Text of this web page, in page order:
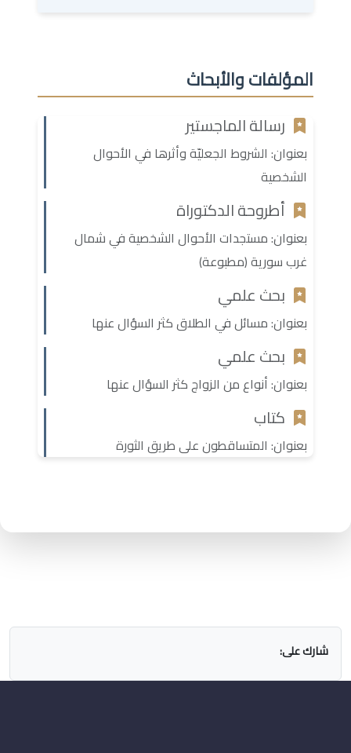
المؤلفات والأبحاث
رسالة الماجستير
بعنوان: الشروط الجعليّة وأثرها في الأحوال
الشخصية
أطروحة الدكتوراة
بعنوان: مستجدات الأحوال الشخصية في شمال
غرب سورية (مطبوعة)
بحث علمي
بعنوان: مسائل في الطلاق كثر السؤال عنها
بحث علمي
بعنوان: أنواع من الزواج كثر السؤال عنها
كتاب
بعنوان: المتساقطون على طريق الثورة
شارك على: